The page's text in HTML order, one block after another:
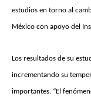
estudios en torno al
México con apoyo del
Los resultados de su
incrementando su
importantes. “El